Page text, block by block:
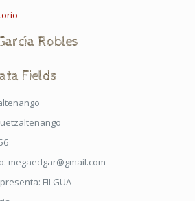
Robles
Fields
megaedgar@gmail.com
FILGUA